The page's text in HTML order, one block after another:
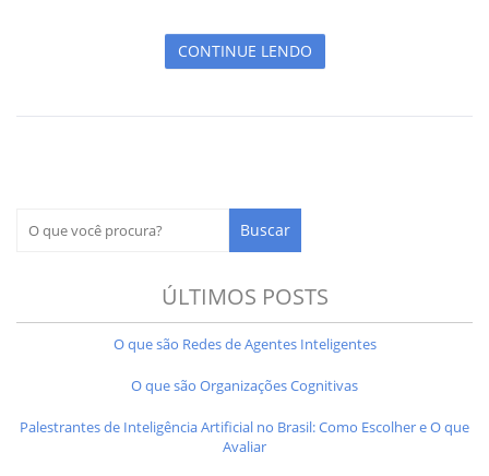
CONTINUE LENDO
ÚLTIMOS POSTS
O que são Redes de Agentes Inteligentes
O que são Organizações Cognitivas
Palestrantes de Inteligência Artificial no Brasil: Como Escolher e O que
Avaliar